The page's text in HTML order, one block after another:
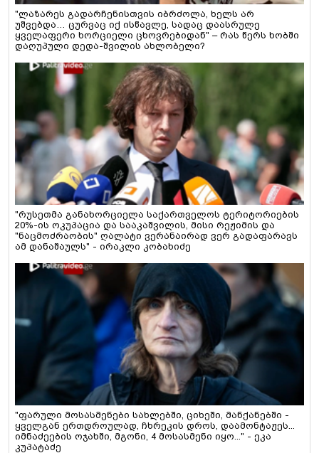
"ლაზარეს გადარჩენისთვის იბრძოლა, ხელს არ
უშვებდა… ცურვაც იქ ისწავლე, სადაც დაასრულე
ყველაფერი ხორციელი ცხოვრებიდან" – რას წერს ხობში
დაღუპული დედა-შვილის ახლობელი?
"რუსეთმა განახორციელა საქართველოს ტერიტორიების
20%-ის ოკუპაცია და სააკაშვილის, მისი რეჟიმის და
"ნაცმოძრაობის" ღალატი ვერანაირად ვერ გადაფარავს
ამ დანაშაულს" - ირაკლი კობახიძე
"ფარული მოსასმენები სახლებში, ციხეში, მანქანებში -
ყველგან ერთდროულად, ჩხრეკის დროს, დაამონტაჟეს...
იმნაძეების ოჯახში, მგონი, 4 მოსასმენი იყო..." - ეკა
კუპატაძე